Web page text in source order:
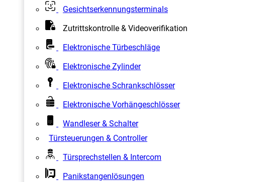
Gesichtserkennungsterminals
Zutrittskontrolle & Videoverifikation
Elektronische Türbeschläge
Elektronische Zylinder
Elektronische Schrankschlösser
Elektronische Vorhängeschlösser
Wandleser & Schalter
Türsteuerungen & Controller
Türsprechstellen & Intercom
Panikstangenlösungen